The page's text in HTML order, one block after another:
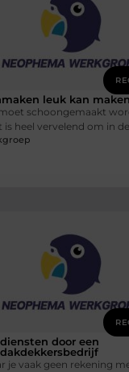
leuk kan maken
schoongemaakt
is heel vervelend om in
door een
je vaak geen rekening